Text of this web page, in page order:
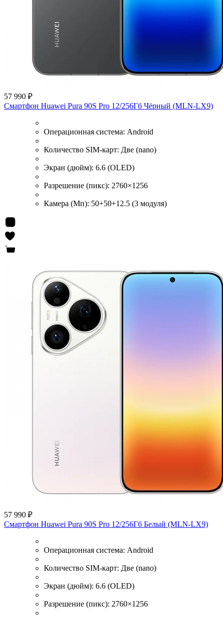
57 990 ₽
Смартфон Huawei Pura 90S Pro 12/256Гб Чёрный (MLN-LX9)
Операционная система: Android
Количество SIM-карт: Две (nano)
Экран (дюйм): 6.6 (OLED)
Разрешение (пикс): 2760×1256
Камера (Мп): 50+50+12.5 (3 модуля)
57 990 ₽
Смартфон Huawei Pura 90S Pro 12/256Гб Белый (MLN-LX9)
Операционная система: Android
Количество SIM-карт: Две (nano)
Экран (дюйм): 6.6 (OLED)
Разрешение (пикс): 2760×1256